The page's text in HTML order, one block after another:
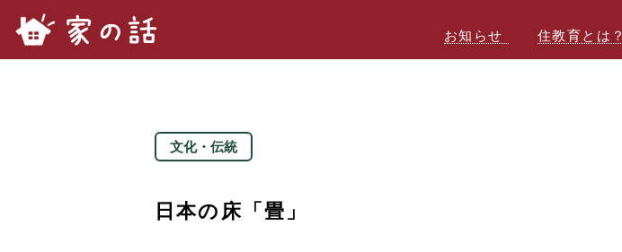
お知らせ
住教育とは？
文化・伝統
日本の床「畳」